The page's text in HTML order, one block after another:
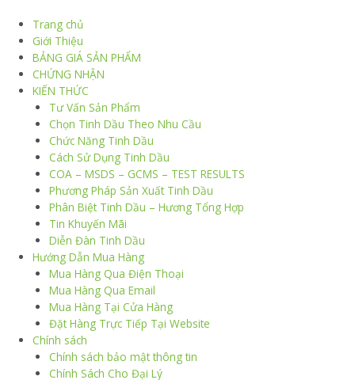
Trang chủ
Giới Thiệu
BẢNG GIÁ SẢN PHẨM
CHỨNG NHẬN
KIẾN THỨC
Tư Vấn Sản Phẩm
Chọn Tinh Dầu Theo Nhu Cầu
Chức Năng Tinh Dầu
Cách Sử Dụng Tinh Dầu
COA – MSDS – GCMS – TEST RESULTS
Phương Pháp Sản Xuất Tinh Dầu
Phân Biệt Tinh Dầu – Hương Tổng Hợp
Tin Khuyến Mãi
Diễn Đàn Tinh Dầu
Hướng Dẫn Mua Hàng
Mua Hàng Qua Điện Thoại
Mua Hàng Qua Email
Mua Hàng Tại Cửa Hàng
Đặt Hàng Trực Tiếp Tại Website
Chính sách
Chính sách bảo mật thông tin
Chính Sách Cho Đại Lý